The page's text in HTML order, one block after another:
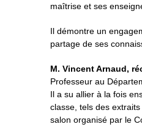
maîtrise et ses
Il démontre un
partage de ses
M. Vincent Arnaud,
Professeur au
Il a su allier à la fois
classe, tels des
salon organisé par le